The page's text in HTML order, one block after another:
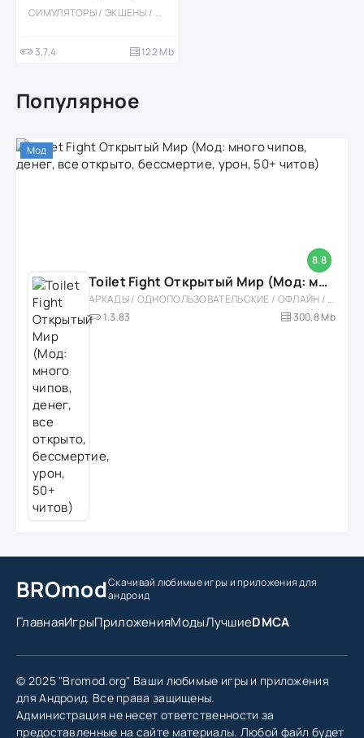
СИМУЛЯТОРЫ / ЭКШЕНЫ / ПРИКЛЮЧЕНИЕ / КАЗУАЛЬНЫЕ / ОДНОПОЛЬЗОВАТЕЛЬСКИЕ / СТИЛИЗАЦИЯ / ОФЛАЙН / МОД / ВСТРОЕННЫЙ КЕШ / 3D
3.7.4 122 Mb
Популярное
8.8
Мод
Toilet Fight Открытый Мир (Мод: много чипов, денег, все открыто, бессмертие, урон, 50+ читов)
АРКАДЫ / ОДНОПОЛЬЗОВАТЕЛЬСКИЕ / ОФЛАЙН / МОД / РОЛЕВЫЕ / ШУТЕРЫ / ОТКРЫТЫЙ МИР / ВСТРОЕННЫЙ КЕШ / 3D / ЭКШЕНЫ / ТУАЛЕТНЫЕ ВОЙНЫ / ДЛЯ ДЕТЕЙ
1.3.83
300,8 Mb
BROmodСкачивай любимые игрыи приложения для
андроид
ГлавнаяИгрыПриложенияМодыЛучшиеDMCA
© 2025 "Bromod.org" Ваши любимые игры и приложения
для Андроид. Все права защищены.
Администрация не несет ответственности за
предоставленные на сайте материалы. Любой файл будет